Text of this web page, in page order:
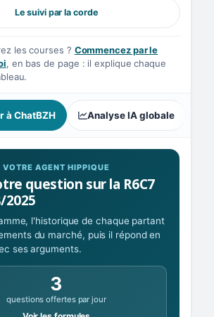
Le suivi par la corde
les courses ? Commencez par le
, en bas de page : il explique chaque
à ChatBZH Analyse IA globale
VOTRE AGENT HIPPIQUE
question sur la R6C7
2025
l'historique de chaque partant
du marché, puis il répond en
ses arguments.
3
questions offertes par jour